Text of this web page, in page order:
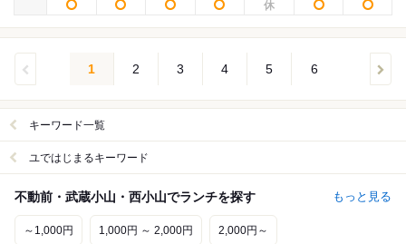
1 2 3 4 5 6
キーワード一覧
ユではじまるキーワード
不動前・武蔵小山・西小山でランチを探す もっと見る
～1,000円 1,000円 ～ 2,000円 2,000円～